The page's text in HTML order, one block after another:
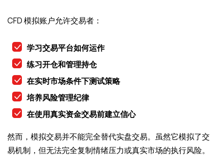
CFD 模拟账户允许交易者：
学习交易平台如何运作
练习开仓和管理持仓
在实时市场条件下测试策略
培养风险管理纪律
在使用真实资金交易前建立信心
然而，模拟交易并不能完全替代实盘交易。虽然它模拟了交
易机制，但无法完全复制情绪压力或真实市场的执行风险。